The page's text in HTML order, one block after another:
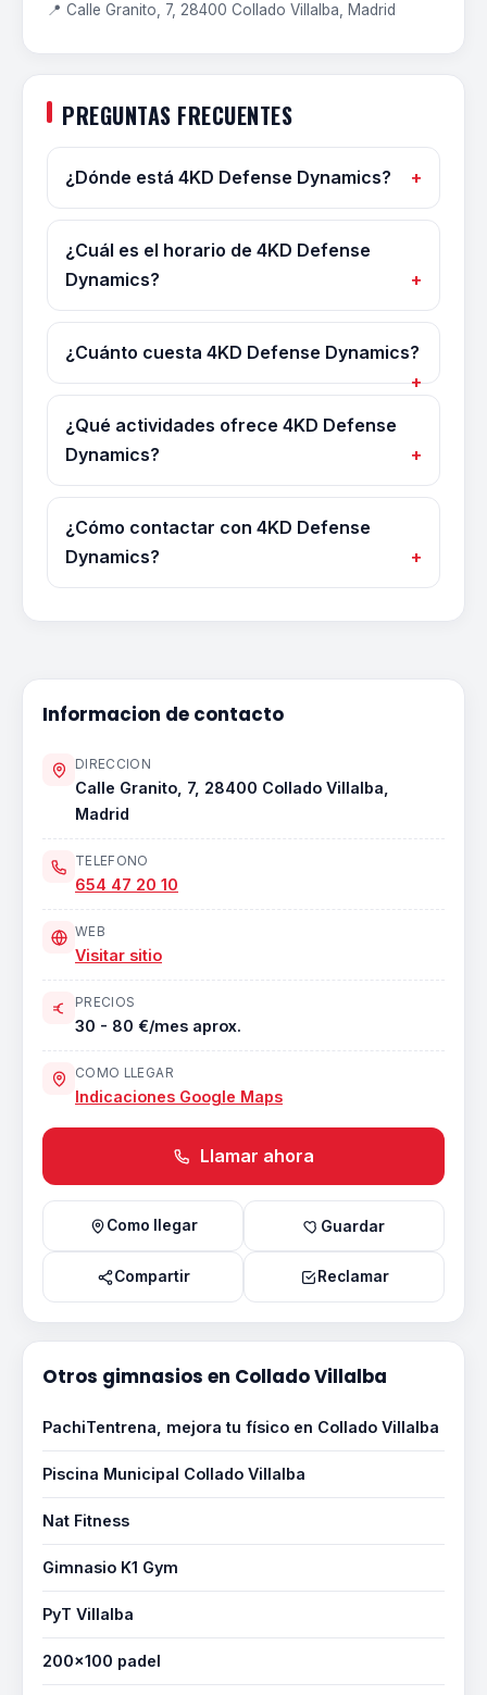
📍 Calle Granito, 7, 28400 Collado Villalba, Madrid
PREGUNTAS FRECUENTES
¿Dónde está 4KD Defense Dynamics?
¿Cuál es el horario de 4KD Defense
Dynamics?
¿Cuánto cuesta 4KD Defense Dynamics?
¿Qué actividades ofrece 4KD Defense
Dynamics?
¿Cómo contactar con 4KD Defense
Dynamics?
Informacion de contacto
DIRECCION
Calle Granito, 7, 28400 Collado Villalba,
Madrid
TELEFONO
654 47 20 10
WEB
Visitar sitio
PRECIOS
30 - 80 €/mes aprox.
COMO LLEGAR
Indicaciones Google Maps
Llamar ahora
Como llegar Guardar
Compartir Reclamar
Otros gimnasios en Collado Villalba
PachiTentrena, mejora tu físico en Collado Villalba
Piscina Municipal Collado Villalba
Nat Fitness
Gimnasio K1 Gym
PyT Villalba
200×100 padel